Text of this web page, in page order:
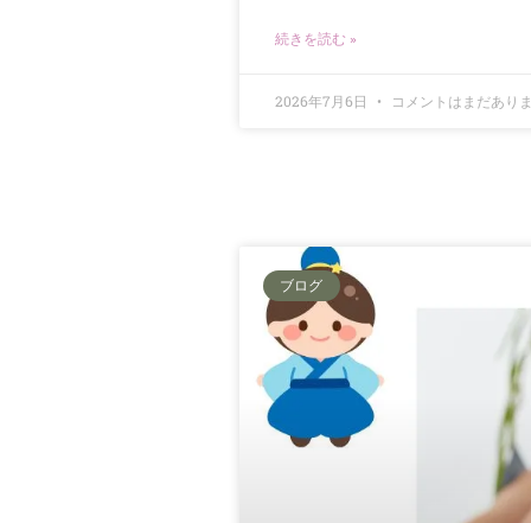
続きを読む »
2026年7月6日 コメントはまだあり
ブログ